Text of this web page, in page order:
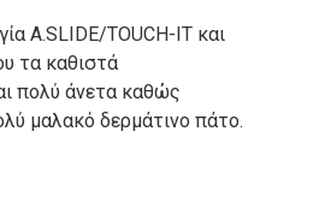
A.SLIDE/TOUCH-IT και
τα καθιστά
πολύ άνετα καθώς
μαλακό δερμάτινο πάτο.